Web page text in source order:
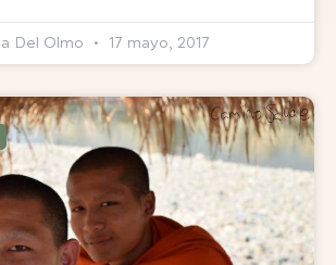
Del Olmo 17 mayo, 2017